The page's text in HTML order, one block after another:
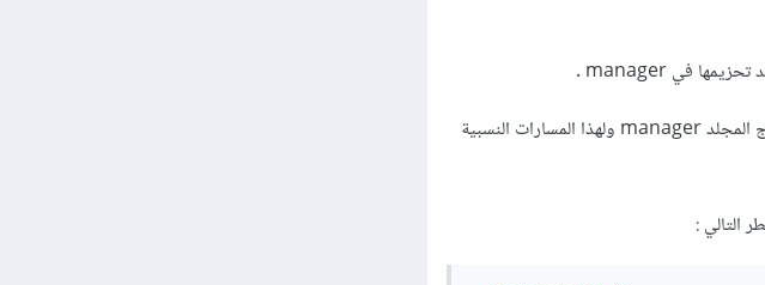
ولكن ستواجهك مشكلة أخرى بسبب المسارات حيث مشروع electron خارج المجلد manager ولهذا المسارات النسبية
: